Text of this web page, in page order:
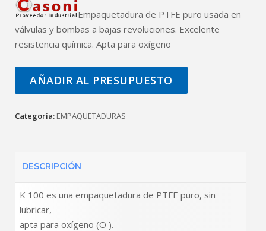
Empaquetadura de PTFE puro usada en
válvulas y bombas a bajas revoluciones. Excelente
resistencia química. Apta para oxígeno
AÑADIR AL PRESUPUESTO
Categoría: EMPAQUETADURAS
DESCRIPCIÓN
K 100 es una empaquetadura de PTFE puro, sin
lubricar,
apta para oxígeno (O ).